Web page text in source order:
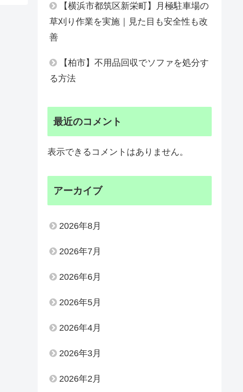
【横浜市都筑区新栄町】月極駐車場の
草刈り作業を実施｜見た目も安全性も改
善
【柏市】不用品回収でソファを処分す
る方法
最近のコメント
表示できるコメントはありません。
アーカイブ
2026年8月
2026年7月
2026年6月
2026年5月
2026年4月
2026年3月
2026年2月